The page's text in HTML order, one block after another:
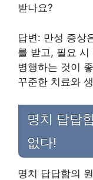
받나요?
답변: 만성 증상
를 받고, 필요
병행하는 것이
꾸준한 치료와
명치 답답
없다!
명치 답답함의